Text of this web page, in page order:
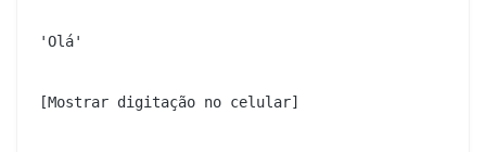
'Olá'
[Mostrar digitação no celular]